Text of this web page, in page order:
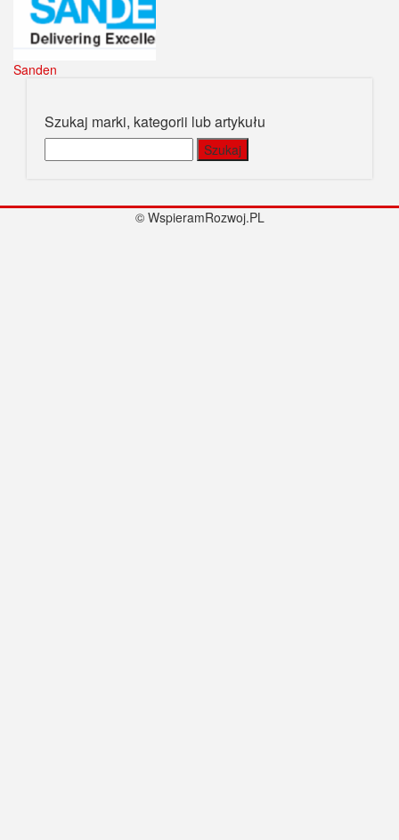
Sanden
Szukaj marki, kategorii lub artykułu
© WspieramRozwoj.PL